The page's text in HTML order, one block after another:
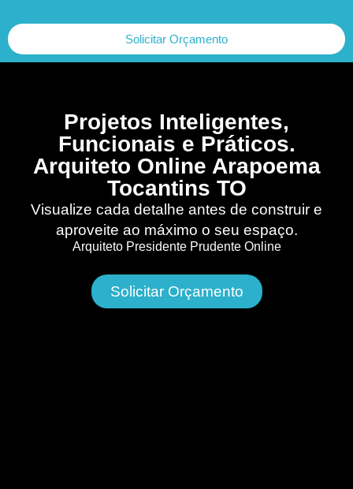
Solicitar Orçamento
Projetos Inteligentes,
Funcionais e Práticos.
Arquiteto Online Arapoema
Tocantins TO
Visualize cada detalhe antes de construir e
aproveite ao máximo o seu espaço.
Arquiteto Presidente Prudente Online
Solicitar Orçamento